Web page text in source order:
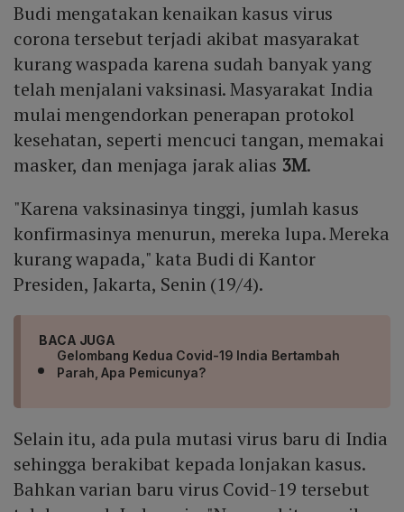
Budi mengatakan kenaikan kasus virus
corona tersebut terjadi akibat masyarakat
kurang waspada karena sudah banyak yang
telah menjalani vaksinasi. Masyarakat India
mulai mengendorkan penerapan protokol
kesehatan, seperti mencuci tangan, memakai
masker, dan menjaga jarak alias 3M.
"Karena vaksinasinya tinggi, jumlah kasus
konfirmasinya menurun, mereka lupa. Mereka
kurang wapada," kata Budi di Kantor
Presiden, Jakarta, Senin (19/4).
BACA JUGA
Gelombang Kedua Covid-19 India Bertambah
Parah, Apa Pemicunya?
Selain itu, ada pula mutasi virus baru di India
sehingga berakibat kepada lonjakan kasus.
Bahkan varian baru virus Covid-19 tersebut